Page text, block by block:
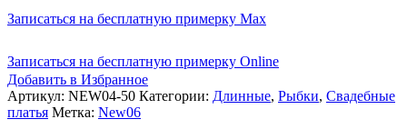
Записаться на бесплатную примерку Max
Записаться на бесплатную примерку Online
Добавить в Избранное
Артикул: NEW04-50 Категории: Длинные, Рыбки, Свадебные
платья Метка: New06